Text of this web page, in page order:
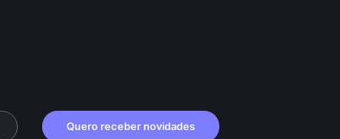
Quero receber novidades